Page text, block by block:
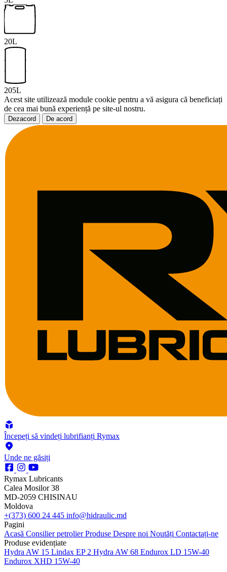
20L
205L
Acest site utilizează module cookie pentru a vă asigura că beneficiați
de cea mai bună experiență pe site-ul nostru.
Dezacord De acord
Începeți să vindeți lubrifianți Rymax
Unde ne găsiți
Rymax Lubricants
Calea Mosilor 38
MD-2059 CHISINAU
Moldova
+(373) 600 24 445 info@hidraulic.md
Pagini
Acasă Consilier petrolierProduse Despre noi Noutăți Contactați-ne
Produse evidențiate
Hydra AW 15 Lindax EP 2 Hydra AW 68 Endurox LD 15W-40
Endurox XHD 15W-40